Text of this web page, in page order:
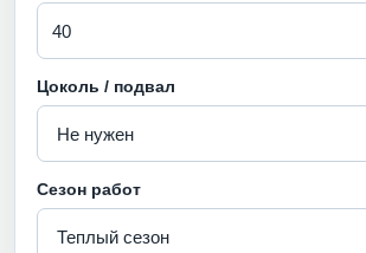
Цоколь / подвал
Сезон работ